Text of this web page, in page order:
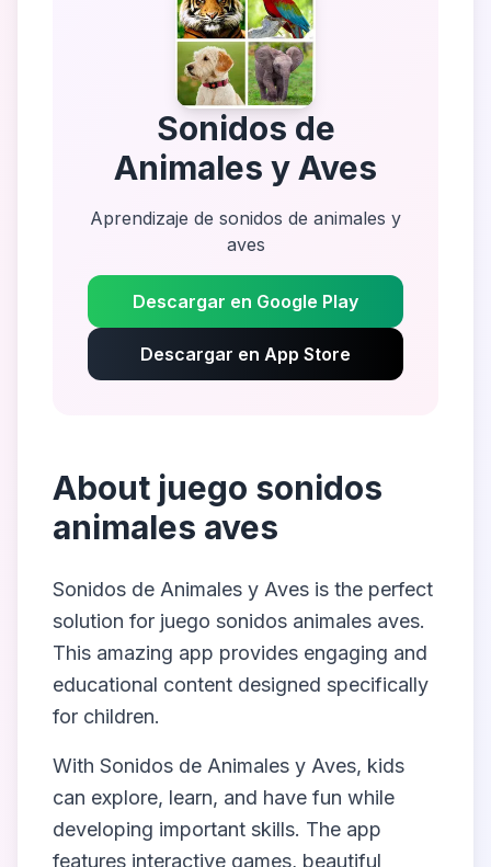
Sonidos de
Animales y Aves
Aprendizaje de sonidos de animales y
aves
Descargar en Google Play
Descargar en App Store
About juego sonidos
animales aves
Sonidos de Animales y Aves is the perfect
solution for juego sonidos animales aves.
This amazing app provides engaging and
educational content designed specifically
for children.
With Sonidos de Animales y Aves, kids
can explore, learn, and have fun while
developing important skills. The app
features interactive games, beautiful